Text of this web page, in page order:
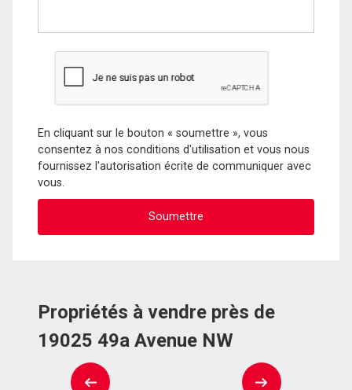
En cliquant sur le bouton « soumettre », vous
consentez à nos conditions d'utilisation et vous nous
fournissez l'autorisation écrite de communiquer avec
vous.
Propriétés à vendre près de
19025 49a Avenue NW